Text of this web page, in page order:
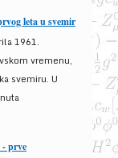
leta u svemir
1961.
vremenu,
svemiru. U
prve